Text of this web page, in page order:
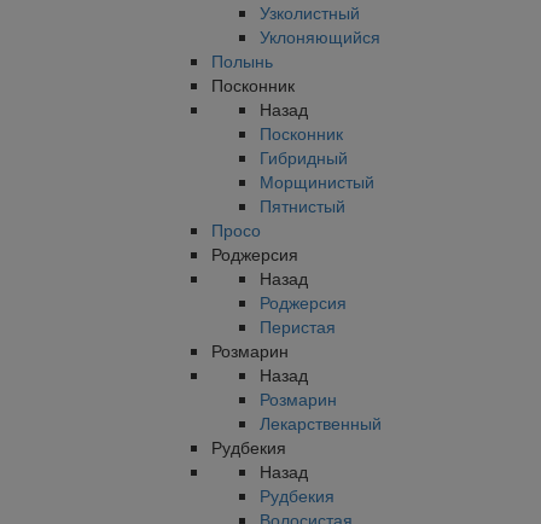
Узколистный
Уклоняющийся
Полынь
Посконник
Назад
Посконник
Гибридный
Морщинистый
Пятнистый
Просо
Роджерсия
Назад
Роджерсия
Перистая
Розмарин
Назад
Розмарин
Лекарственный
Рудбекия
Назад
Рудбекия
Волосистая